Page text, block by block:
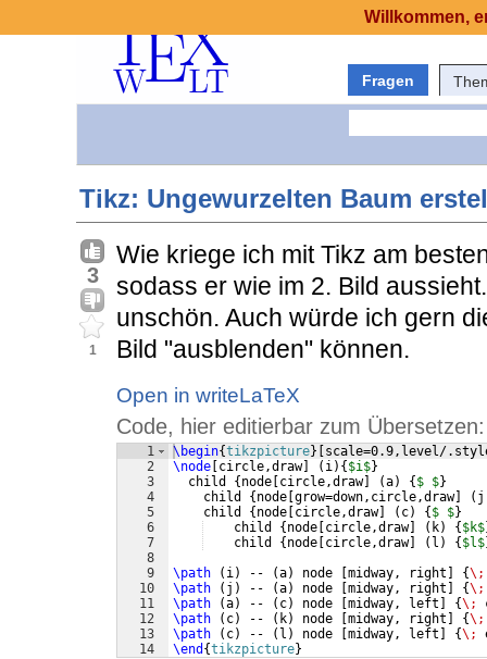
Fragen
Tikz: Ungewurzelten Baum
3
1
Wie kriege ich mit Tikz am
sodass er wie im 2. Bild
unschön. Auch würde ich gern
Bild "ausblenden" können.
Open in writeLaTeX
Code, hier editierbar zum Übersetzen:
1
2
3
4
5
6
7
8
9
10
11
12
13
14
\begin{tikzpicture}
scale=0.9,level/
\node circle,draw] ( i) { $i$}
  child
{ node circle,draw] (a) { $ $}
    child
{ node grow=down,circle,draw] ( j
    child
{ node circle,draw] ( c) { $ $}
    child
{ node circle,draw] ( k) { $k$
    child
{ node circle,draw] ( l ) { $l$
\path
( i) -- (a) node midway, right {\;
\path
( j ) -- (a) node midway, right {\;
\path
(a) -- ( c) node midway, left {\;
\path
( c) -- ( k) node midway, right {\;
\path
( c) -- ( l ) node midway, left {\;
\end {tikzpicture}
Willkommen,